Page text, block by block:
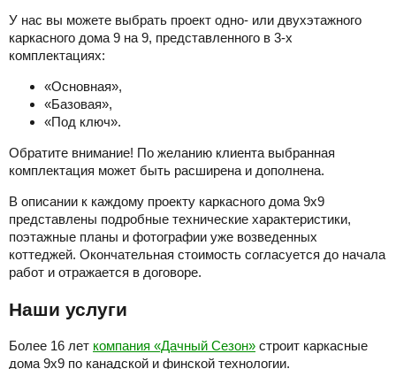
У нас вы можете выбрать проект одно- или двухэтажного
каркасного дома 9 на 9, представленного в 3-х
комплектациях:
«Основная»,
«Базовая»,
«Под ключ».
Обратите внимание! По желанию клиента выбранная
комплектация может быть расширена и дополнена.
В описании к каждому проекту каркасного дома 9х9
представлены подробные технические характеристики,
поэтажные планы и фотографии уже возведенных
коттеджей. Окончательная стоимость согласуется до начала
работ и отражается в договоре.
Наши услуги
Более 16 лет компания «Дачный Сезон» строит каркасные
дома 9х9 по канадской и финской технологии.